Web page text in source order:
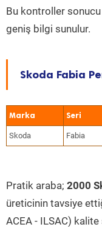
Bu kontroller sonucu
geniş bilgi sunulur.
Skoda Fabia
Marka Seri
Skoda Fabia
Pratik araba; 2000
üreticinin tavsiye
ACEA - ILSAC)